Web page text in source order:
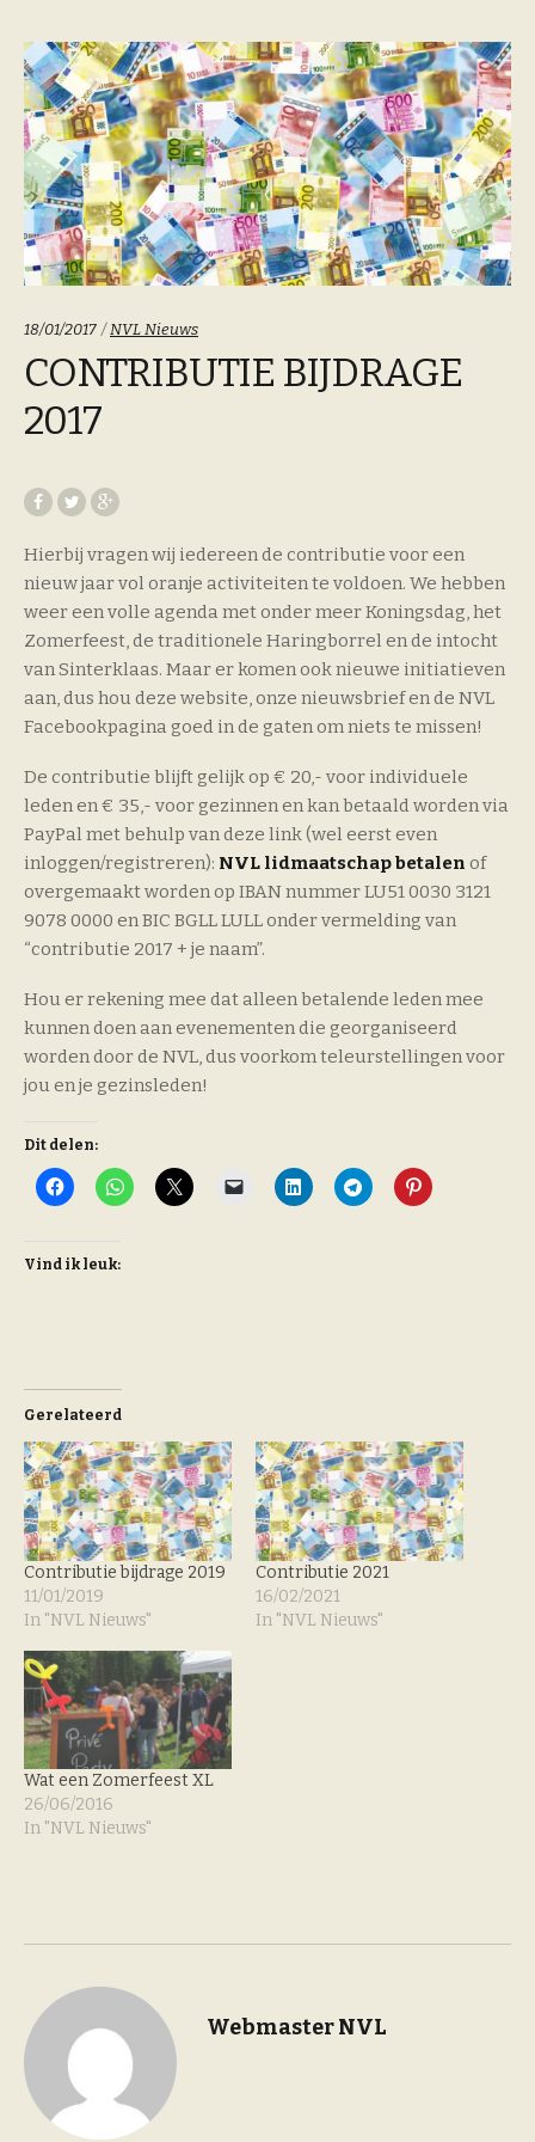
18/01/2017 Categoriën:
NVL Nieuws
CONTRIBUTIE BIJDRAGE
2017
Hierbij vragen wij iedereen de contributie voor een
nieuw jaar vol oranje activiteiten te voldoen. We hebben
weer een volle agenda met onder meer Koningsdag, het
Zomerfeest, de traditionele Haringborrel en de intocht
van Sinterklaas. Maar er komen ook nieuwe initiatieven
aan, dus hou deze website, onze nieuwsbrief en de NVL
Facebookpagina goed in de gaten om niets te missen!
De contributie blijft gelijk op € 20,- voor individuele
leden en € 35,- voor gezinnen en kan betaald worden via
PayPal met behulp van deze link (wel eerst even
inloggen/registreren): NVL lidmaatschap betalen of
overgemaakt worden op IBAN nummer LU51 0030 3121
9078 0000 en BIC BGLL LULL onder vermelding van
“contributie 2017 + je naam”.
Hou er rekening mee dat alleen betalende leden mee
kunnen doen aan evenementen die georganiseerd
worden door de NVL, dus voorkom teleurstellingen voor
jou en je gezinsleden!
Dit delen:
Vind ik leuk:
Gerelateerd
Contributie bijdrage 2019
11/01/2019
In "NVL Nieuws"
Contributie 2021
16/02/2021
In "NVL Nieuws"
Wat een Zomerfeest XL
26/06/2016
In "NVL Nieuws"
Webmaster NVL